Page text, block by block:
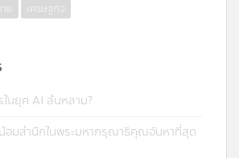
ย เศรษฐกิจ
ในยุค AI ล้นหลาม?
น้อมสำนึกในพระมหากรุณาธิคุณอันหาที่สุด